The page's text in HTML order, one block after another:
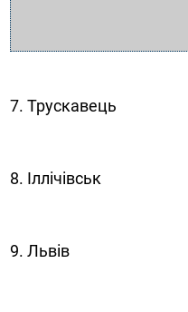
7. Трускавець
8. Іллічівськ
9. Львів